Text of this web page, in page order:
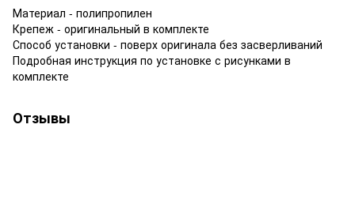
Материал - полипропилен
Крепеж - оригинальный в комплекте
Способ установки - поверх оригинала без засверливаний
Подробная инструкция по установке с рисунками в
комплекте
Отзывы